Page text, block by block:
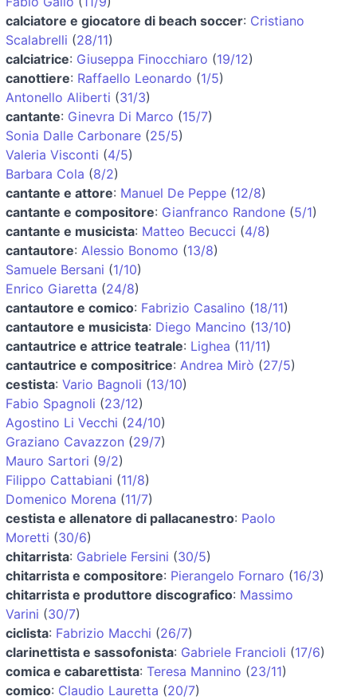
calciatore e giocatore di beach soccer: Cristiano
Scalabrelli (28/11)
calciatrice: Giuseppa Finocchiaro (19/12)
canottiere: Raffaello Leonardo (1/5)
Antonello Aliberti (31/3)
cantante: Ginevra Di Marco (15/7)
Sonia Dalle Carbonare (25/5)
Valeria Visconti (4/5)
Barbara Cola (8/2)
cantante e attore: Manuel De Peppe (12/8)
cantante e compositore: Gianfranco Randone (5/1)
cantante e musicista: Matteo Becucci (4/8)
cantautore: Alessio Bonomo (13/8)
Samuele Bersani (1/10)
Enrico Giaretta (24/8)
cantautore e comico: Fabrizio Casalino (18/11)
cantautore e musicista: Diego Mancino (13/10)
cantautrice e attrice teatrale: Lighea (11/11)
cantautrice e compositrice: Andrea Mirò (27/5)
cestista: Vario Bagnoli (13/10)
Fabio Spagnoli (23/12)
Agostino Li Vecchi (24/10)
Graziano Cavazzon (29/7)
Mauro Sartori (9/2)
Filippo Cattabiani (11/8)
Domenico Morena (11/7)
cestista e allenatore di pallacanestro: Paolo
Moretti (30/6)
chitarrista: Gabriele Fersini (30/5)
chitarrista e compositore: Pierangelo Fornaro (16/3)
chitarrista e produttore discografico: Massimo
Varini (30/7)
ciclista: Fabrizio Macchi (26/7)
clarinettista e sassofonista: Gabriele Francioli (17/6)
comica e cabarettista: Teresa Mannino (23/11)
comico: Claudio Lauretta (20/7)